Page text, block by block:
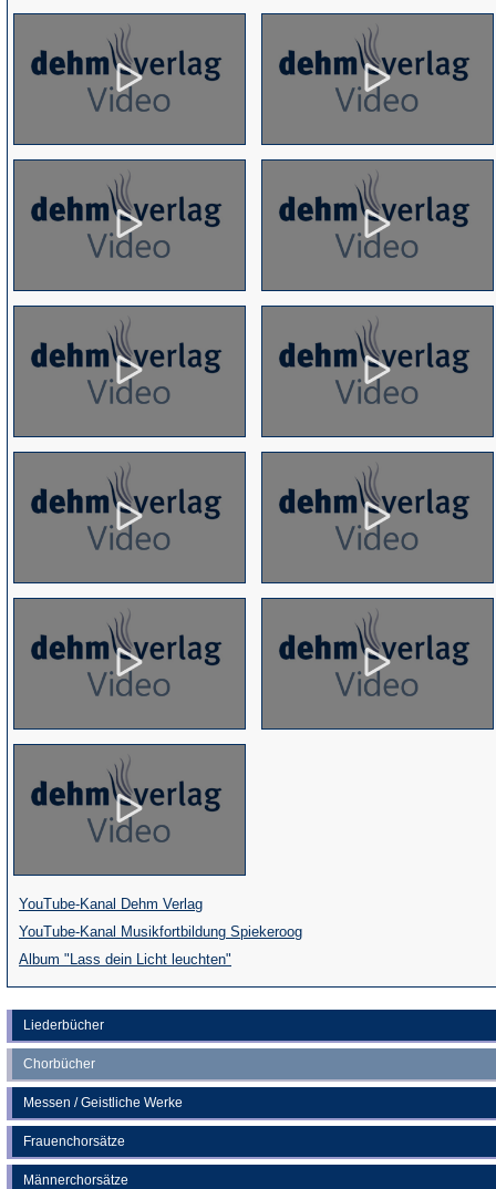
Liederbücher
Chorbücher
Messen / Geistliche Werke
Frauenchorsätze
Männerchorsätze
YouTube-Kanal Dehm Verlag(Öffnet
in
einem
neuen
Tab)
YouTube-Kanal Musikfortbildung Spiekeroog(Öffnet
einem
neuen
Tab)
Album "Lass dein Licht leuchten"
in
einem
neuen